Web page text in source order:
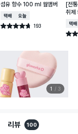
섬유 향수 100 ml 웜앰버
택배배송오늘배송
별점 4.7점 193
건 작성
[전
취제
by
택배
별점
1 3
리뷰 100